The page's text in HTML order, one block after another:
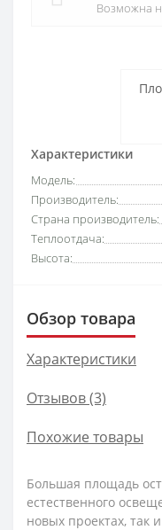
Характеристики
Модель:
Производитель:
Страна производитель:
Теплоотдача:
Высота:
Возможна
Обзор товара
Характеристики
Отзывов (3)
Похожие товары
Большая площадь
естественного
новых проектах, так